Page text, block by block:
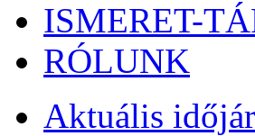
ISMERET-
RÓLUNK
Aktuális